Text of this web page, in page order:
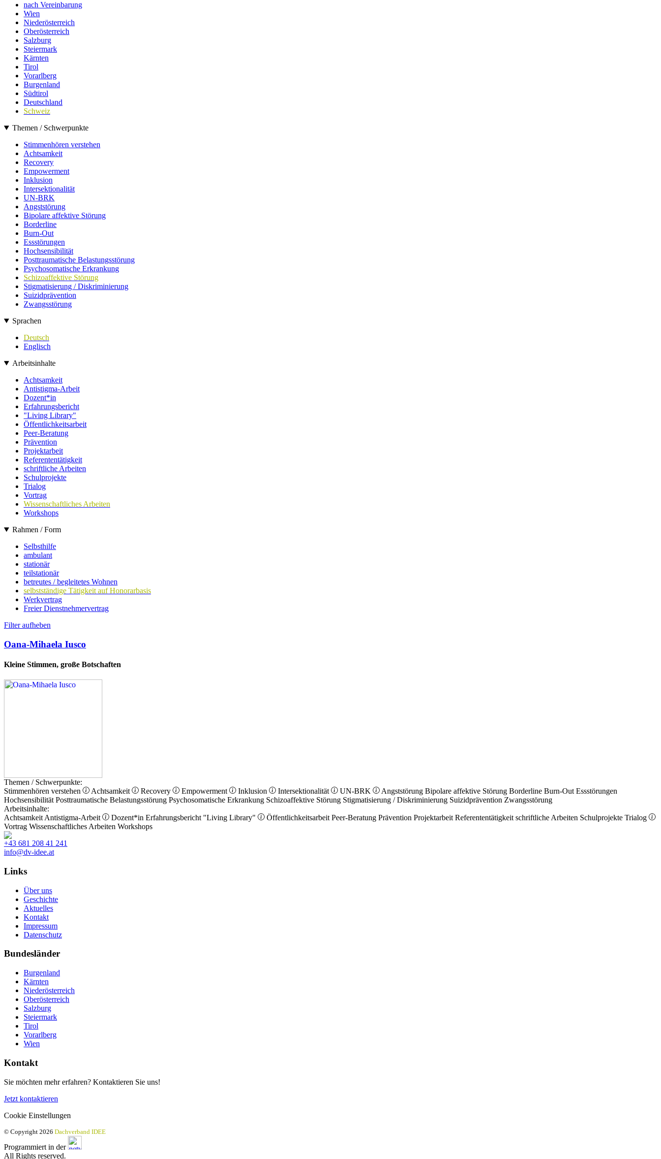
nach Vereinbarung
Wien
Niederösterreich
Oberösterreich
Salzburg
Steiermark
Kärnten
Tirol
Vorarlberg
Burgenland
Südtirol
Deutschland
Schweiz
Themen / Schwerpunkte
Stimmenhören verstehen
Achtsamkeit
Recovery
Empowerment
Inklusion
Intersektionalität
UN-BRK
Angststörung
Bipolare affektive Störung
Borderline
Burn-Out
Essstörungen
Hochsensibilität
Posttraumatische Belastungsstörung
Psychosomatische Erkrankung
Schizoaffektive Störung
Stigmatisierung / Diskriminierung
Suizidprävention
Zwangsstörung
Sprachen
Deutsch
Englisch
Arbeitsinhalte
Achtsamkeit
Antistigma-Arbeit
Dozent*in
Erfahrungsbericht
"Living Library"
Öffentlichkeitsarbeit
Peer-Beratung
Prävention
Projektarbeit
Referententätigkeit
schriftliche Arbeiten
Schulprojekte
Trialog
Vortrag
Wissenschaftliches Arbeiten
Workshops
Rahmen / Form
Selbsthilfe
ambulant
stationär
teilstationär
betreutes / begleitetes Wohnen
selbstständige Tätigkeit auf Honorarbasis
Werkvertrag
Freier Dienstnehmervertrag
Filter aufheben
Oana-Mihaela Iusco
Kleine Stimmen, große Botschaften
Themen / Schwerpunkte:
Stimmenhören verstehen
Achtsamkeit Recovery Empowerment Inklusion Intersektionalität UN-BRK Angststörung Bipolare affektive Störung Borderline Burn-Out Essstörungen
Hochsensibilität Posttraumatische Belastungsstörung Psychosomatische Erkrankung Schizoaffektive Störung Stigmatisierung / Diskriminierung Suizidprävention Zwangsstörung
Arbeitsinhalte:
Achtsamkeit Antistigma-Arbeit Dozent*in Erfahrungsbericht "Living Library" Öffentlichkeitsarbeit Peer-Beratung Prävention Projektarbeit Referententätigkeit schriftliche Arbeiten Schulprojekte Trialog
Vortrag Wissenschaftliches Arbeiten Workshops
+43 681 208 41 241
info@dv-idee.at
Links
Über uns
Geschichte
Aktuelles
Kontakt
Impressum
Datenschutz
Bundesländer
Burgenland
Kärnten
Niederösterreich
Oberösterreich
Salzburg
Steiermark
Tirol
Vorarlberg
Wien
Kontakt
Sie möchten mehr erfahren? Kontaktieren Sie uns!
Jetzt kontaktieren
Cookie Einstellungen
© Copyright 2026 Dachverband IDEE
Programmiert in der
All Rights reserved.